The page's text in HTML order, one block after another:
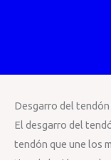
Desgarro del
El desgarro del
tendón que une los